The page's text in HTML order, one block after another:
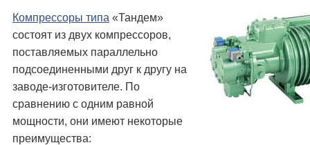
Компрессоры типа «Тандем»
состоят из двух компрессоров,
поставляемых параллельно
подсоединенными друг к другу на
заводе-изготовителе. По
сравнению с одним равной
мощности, они имеют некоторые
преимущества: